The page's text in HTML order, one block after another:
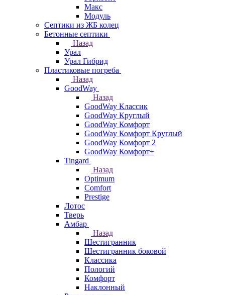
Макс
Модуль
Септики из ЖБ колец
Бетонные септики
Назад
Урал
Урал Гибрид
Пластиковые погреба
Назад
GoodWay
Назад
GoodWay Классик
GoodWay Круглый
GoodWay Комфорт
GoodWay Комфорт Круглый
GoodWay Комфорт 2
GoodWay Комфорт+
Tingard
Назад
Optimum
Comfort
Prestige
Лотос
Тверь
Амбар
Назад
Шестигранник
Шестигранник боковой
Классика
Пологий
Комфорт
Наклонный